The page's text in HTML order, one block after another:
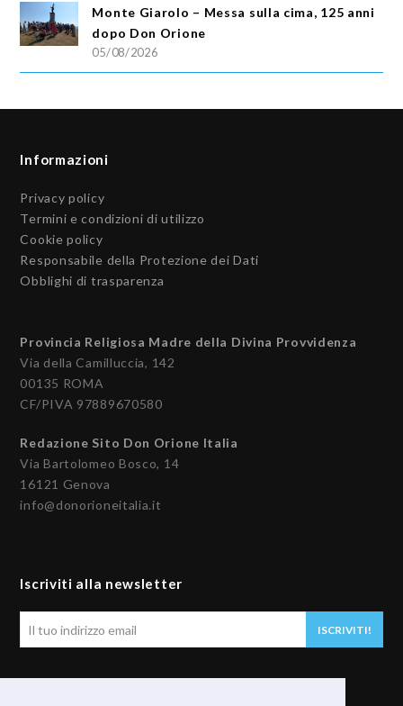
Monte Giarolo – Messa sulla cima, 125 anni
dopo Don Orione
05/08/2026
Informazioni
Privacy policy
Termini e condizioni di utilizzo
Cookie policy
Responsabile della Protezione dei Dati
Obblighi di trasparenza
Provincia Religiosa Madre della Divina Provvidenza
Via della Camilluccia, 142
00135 ROMA
CF/PIVA 97889670580
Redazione Sito Don Orione Italia
Via Bartolomeo Bosco, 14
16121 Genova
info@donorioneitalia.it
Iscriviti alla newsletter
ISCRIVITI!